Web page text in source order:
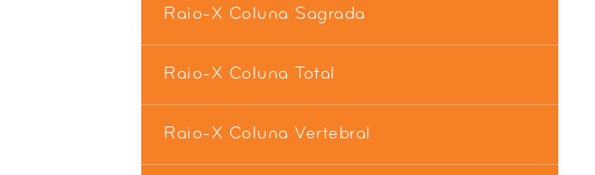
Raio-X Coluna Sagrada
Raio-X Coluna Total
Raio-X Coluna Vertebral